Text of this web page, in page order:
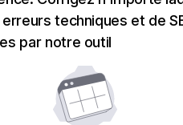
erreurs techniques et de
par notre outil